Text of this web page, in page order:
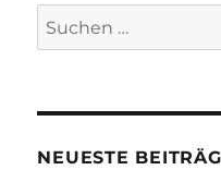
Suchen
nach:
NEUESTE